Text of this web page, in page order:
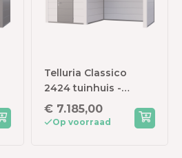
Telluria Classico
2424 tuinhuis -
Inclusief dichte
lounge rechts - 522 x
€ 7.185,00
Op voorraad